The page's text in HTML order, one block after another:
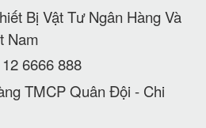
Bị Vật Tư Ngân Hàng Và
Nam
6666 888
TMCP Quân Đội - Chi